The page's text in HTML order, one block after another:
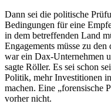
Dann sei die politische
Bedingungen für eine
in dem betreffenden Land
Engagements müsse zu den
war ein Dax-Unternehmen
sagte Röller. Es sei schon
Politik, mehr Investitionen
machen. Eine „forensische
vorher nicht.